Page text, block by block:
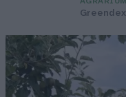
Greendex